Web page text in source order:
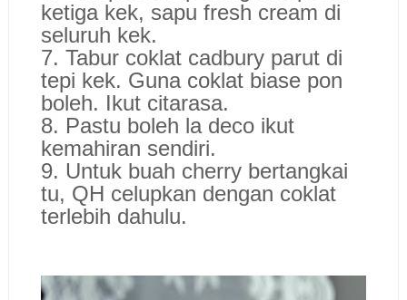
ketiga kek, sapu fresh cream di
seluruh kek.
7. Tabur coklat cadbury parut di
tepi kek. Guna coklat biase pon
boleh. Ikut citarasa.
8. Pastu boleh la deco ikut
kemahiran sendiri.
9. Untuk buah cherry bertangkai
tu, QH celupkan dengan coklat
terlebih dahulu.